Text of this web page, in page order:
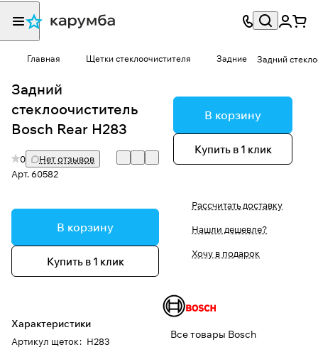
Главная Щетки стеклоочистителя Задние Задний
Задний
стеклоочиститель
Bosch Rear H283
0
Нет отзывов
Арт.60582
В корзину
Купить в 1 клик
Характеристики
Артикул щеток: H283
В корзину
Купить в 1 клик
Рассчитать доставку
Нашли дешевле?
Хочу в подарок
Все товары Bosch